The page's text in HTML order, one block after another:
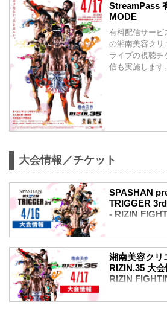
StreamPass
MODE
有料配信サービ
の湘南美容クリ
ライブの視聴チ
信も実施します。
大会情報／チケット
SPASHAN
TRIGGER
- RIZIN
【Trailer】
TRIGGER 3rd &
presents
湘南美容ク
RIZIN.35 大
RIZIN